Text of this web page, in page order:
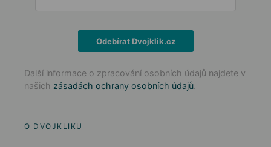
Odebírat Dvojklik.cz
Další informace o zpracování osobních údajů najdete v
našich zásadách ochrany osobních údajů.
O DVOJKLIKU